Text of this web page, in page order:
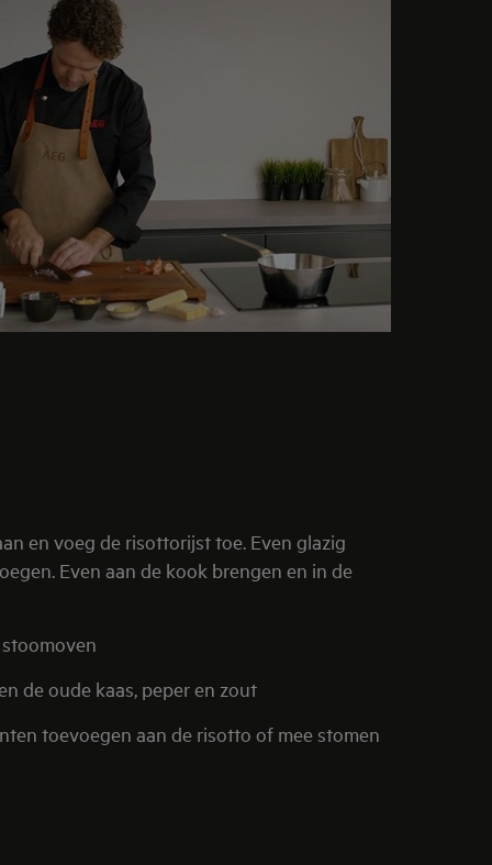
Even aan de kook brengen en in de
de oude kaas, peper en zout
toevoegen aan de risotto of mee stomen